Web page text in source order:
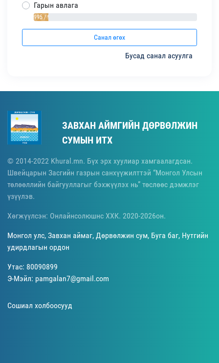
Гарын авлага
995 / 9%
Санал өгөх
Бусад санал асуулга
ЗАВХАН АЙМГИЙН ДӨРВӨЛЖИН
СУМЫН ИТХ
© 2014-2022 Khural.mn. Бүх эрх хуулиар хамгаалагдсан.
Швейцарын Засгийн газрын санхүүжилттэй “Монгол Улсын
төлөөллийн байгууллагыг бэхжүүлэх нь” төслөөс дэмжлэг
үзүүлэв.
Хөгжүүлсэн: Онлайнсолюшнс ХХК. 2020-2026он.
Монгол улс, Завхан аймаг, Дөрвөлжин сум, Буга баг, Нутгийн
удирдлагын ордон
Утас: 80090899
Э-Мэйл: pamgalan7@gmail.com
Сошиал холбоосууд